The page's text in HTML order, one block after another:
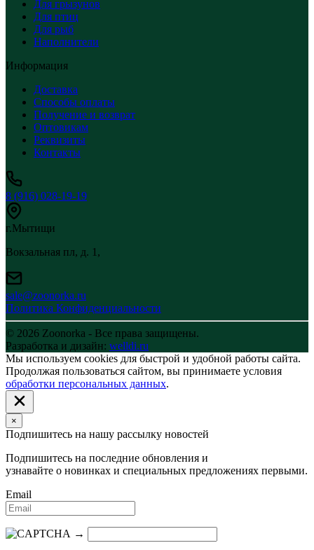
Для грызунов
Для птиц
Для рыб
Наполнители
Информация
Доставка
Способы оплаты
Получение и возврат
Оптовикам
Реквизиты
Контакты
8 (916) 028-19-19
г.Мытищи
Вокзальная пл, д. 1,
sale@zoonorka.ru
Политика Конфиденциальности
© 2026 Zoonorka - Все права защищены.
Разработка и дизайн: welldi.ru
Мы используем cookies для быстрой и удобной работы сайта.
Продолжая пользоваться сайтом, вы принимаете условия
обработки персональных данных.
×
Подпишитесь на нашу рассылку новостей
Подпишитесь на последние обновления и
узнавайте о новинках и специальных предложениях первыми.
Email
→